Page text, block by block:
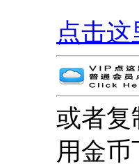
点击这
或者复
用金币